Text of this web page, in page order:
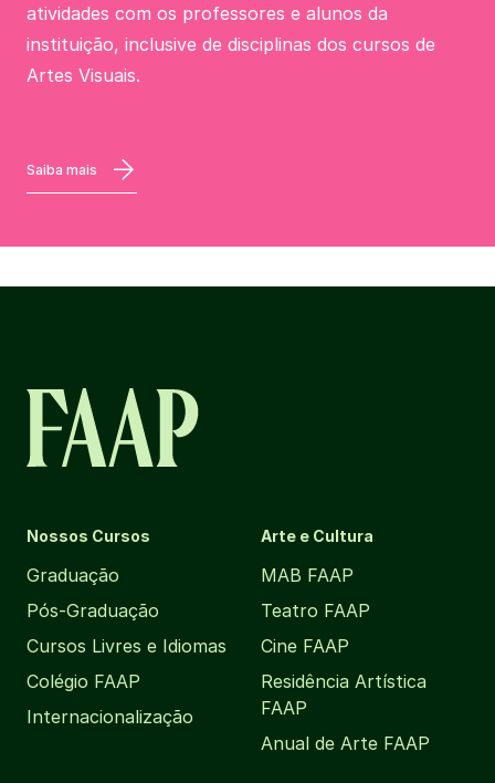
atividades com os professores e alunos da
instituição, inclusive de disciplinas dos cursos de
Artes Visuais.
Saiba mais
Nossos Cursos
Graduação
Pós-Graduação
Cursos Livres e Idiomas
Colégio FAAP
Internacionalização
Arte e Cultura
MAB FAAP
Teatro FAAP
Cine FAAP
Residência Artística
FAAP
Anual de Arte FAAP